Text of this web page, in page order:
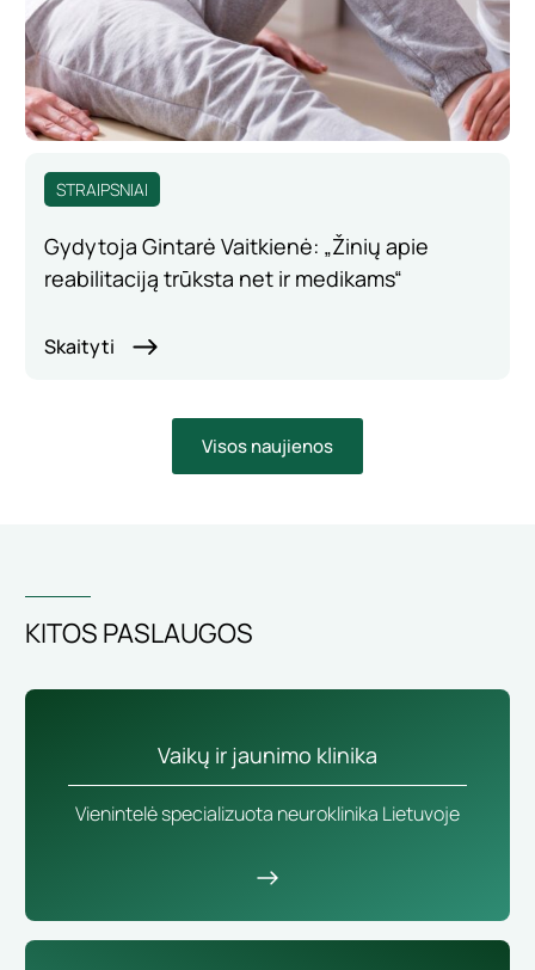
STRAIPSNIAI
Gydytoja Gintarė Vaitkienė: „Žinių apie
reabilitaciją trūksta net ir medikams“
Skaityti
Visos naujienos
KITOS PASLAUGOS
Vaikų ir jaunimo klinika
Vienintelė specializuota neuroklinika Lietuvoje